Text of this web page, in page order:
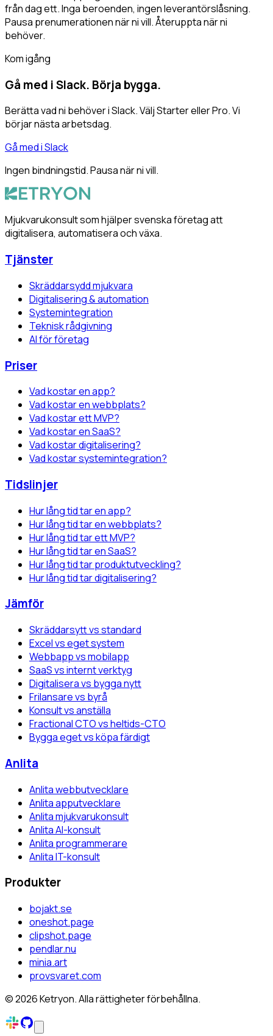
från dag ett. Inga beroenden, ingen leverantörslåsning.
Pausa prenumerationen när ni vill. Återuppta när ni
behöver.
Kom igång
Gå med i Slack. Börja bygga.
Berätta vad ni behöver i Slack. Välj Starter eller Pro. Vi
börjar nästa arbetsdag.
Gå med i Slack
Ingen bindningstid. Pausa när ni vill.
Mjukvarukonsult som hjälper svenska företag att
digitalisera, automatisera och växa.
Tjänster
Skräddarsydd mjukvara
Digitalisering & automation
Systemintegration
Teknisk rådgivning
AI för företag
Priser
Vad kostar en app?
Vad kostar en webbplats?
Vad kostar ett MVP?
Vad kostar en SaaS?
Vad kostar digitalisering?
Vad kostar systemintegration?
Tidslinjer
Hur lång tid tar en app?
Hur lång tid tar en webbplats?
Hur lång tid tar ett MVP?
Hur lång tid tar en SaaS?
Hur lång tid tar produktutveckling?
Hur lång tid tar digitalisering?
Jämför
Skräddarsytt vs standard
Excel vs eget system
Webbapp vs mobilapp
SaaS vs internt verktyg
Digitalisera vs bygga nytt
Frilansare vs byrå
Konsult vs anställa
Fractional CTO vs heltids-CTO
Bygga eget vs köpa färdigt
Anlita
Anlita webbutvecklare
Anlita apputvecklare
Anlita mjukvarukonsult
Anlita AI-konsult
Anlita programmerare
Anlita IT-konsult
Produkter
bojakt.se
oneshot.page
clipshot.page
pendlar.nu
minia.art
provsvaret.com
©2026Ketryon. Alla rättigheter förbehållna.